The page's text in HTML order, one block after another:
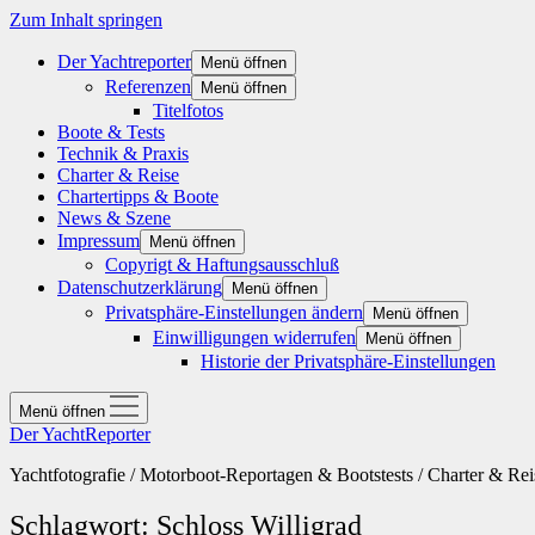
Zum Inhalt springen
Der Yachtreporter Menü öffnen
Referenzen Menü öffnen
Titelfotos
Boote & Tests
Technik & Praxis
Charter & Reise
Chartertipps & Boote
News & Szene
Impressum
Menü öffnen
Copyrigt & Haftungsausschluß
Datenschutzerklärung
Menü öffnen
Privatsphäre-Einstellungen ändern Menü öffnen
Einwilligungen widerrufen Menü öffnen
Historie der Privatsphäre-Einstellungen
Menü öffnen
Der YachtReporter
Yachtfotografie / Motorboot-Reportagen & Bootstests / Charter &
Schlagwort: Schloss Willigrad